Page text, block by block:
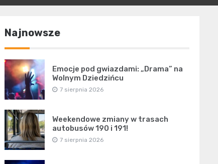
Najnowsze
Emocje pod gwiazdami: „Drama” na
Wolnym Dziedzińcu
7 sierpnia 2026
Weekendowe zmiany w trasach
autobusów 190 i 191!
7 sierpnia 2026